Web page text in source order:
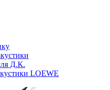
Д.К.
LOEWE